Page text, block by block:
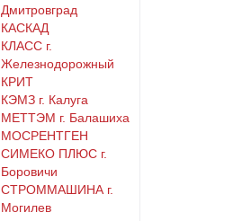
Дмитровград
КАСКАД
КЛАСС г.
Железнодорожный
КРИТ
КЭМЗ г. Калуга
МЕТТЭМ г. Балашиха
МОСРЕНТГЕН
СИМЕКО ПЛЮС г.
Боровичи
СТРОММАШИНА г.
Могилев